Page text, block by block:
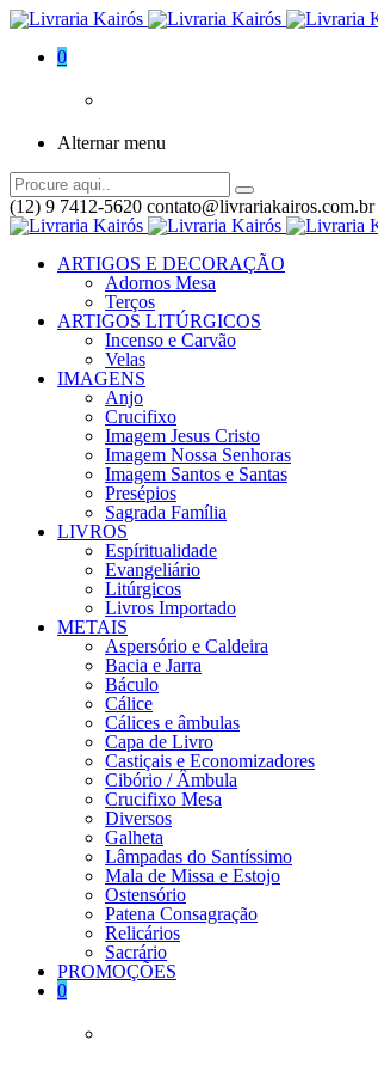
0
Alternar menu
(12) 9 7412-5620 contato@livrariakairos.com.br
ARTIGOS E DECORAÇÃO
Adornos Mesa
Terços
ARTIGOS LITÚRGICOS
Incenso e Carvão
Velas
IMAGENS
Anjo
Crucifixo
Imagem Jesus Cristo
Imagem Nossa Senhoras
Imagem Santos e Santas
Presépios
Sagrada Família
LIVROS
Espíritualidade
Evangeliário
Litúrgicos
Livros Importado
METAIS
Aspersório e Caldeira
Bacia e Jarra
Báculo
Cálice
Cálices e âmbulas
Capa de Livro
Castiçais e Economizadores
Cibório / Âmbula
Crucifixo Mesa
Diversos
Galheta
Lâmpadas do Santíssimo
Mala de Missa e Estojo
Ostensório
Patena Consagração
Relicários
Sacrário
PROMOÇÕES
0